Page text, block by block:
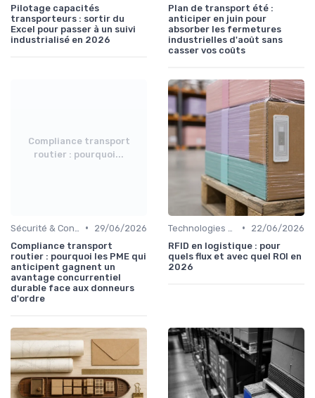
Pilotage capacités
transporteurs : sortir du
Excel pour passer à un suivi
industrialisé en 2026
Plan de transport été :
anticiper en juin pour
absorber les fermetures
industrielles d'août sans
casser vos coûts
Compliance transport
routier : pourquoi...
•
29/06/2026
Compliance transport
routier : pourquoi les PME qui
anticipent gagnent un
avantage concurrentiel
durable face aux donneurs
d'ordre
•
22/06/2026
RFID en logistique : pour
quels flux et avec quel ROI en
2026